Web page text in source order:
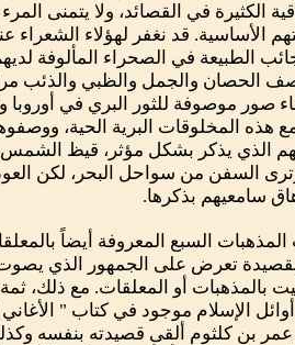
الكثيرة في القصائد، ولا يتمنى
الأساسية. قد نغفر لهؤلاء الشعراء
الطبيعة في الصحراء المألوفة
الحصان والجمل والظبي والذئب
صور موصوفة للثور البري في أوروبا
المخلوقات البرية الحية،
الذي يذكر بشكل مؤثر، قيظ الشمس
السفن من سواحل البحر، لكن
سامعيهم بذكرها.
السبع المعروفة أيضاً
تعرض على الجمهور الذي يصوت
بالمذهبات أو المعلقات. مع ذلك،
الإسلام موجود في كتاب " الأغاني
عمر بن كلثوم ألقى قصيدته بنفسه